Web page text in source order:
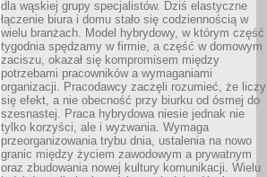
dla wąskiej grupy specjalistów. Dziś elastyczne
łączenie biura i domu stało się codziennością w
wielu branżach. Model hybrydowy, w którym część
tygodnia spędzamy w firmie, a część w domowym
zaciszu, okazał się kompromisem między
potrzebami pracowników a wymaganiami
organizacji. Pracodawcy zaczęli rozumieć, że liczy
się efekt, a nie obecność przy biurku od ósmej do
szesnastej. Praca hybrydowa niesie jednak nie
tylko korzyści, ale i wyzwania. Wymaga
przeorganizowania trybu dnia, ustalenia na nowo
granic między życiem zawodowym a prywatnym
oraz zbudowania nowej kultury komunikacji. Wielu